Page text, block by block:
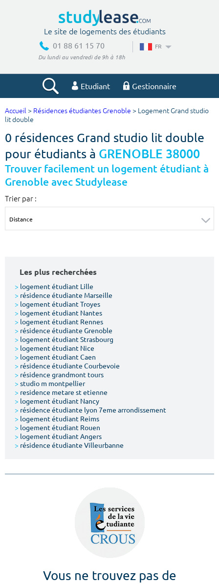
Le site de logements des étudiants
01 88 61 15 70
Du lundi au vendredi de 9h à 18h
FR
Etudiant Gestionnaire
Votre recherche
Ville, école
Budget min
€
Budget max
€
Surface min Surface max
Type de location
Votre date d'entrée
Chercher
Accueil > Résidences étudiantes Grenoble > Logement Grand studio
lit double
0 résidences Grand studio lit double
pour étudiants à GRENOBLE 38000
Trouver facilement un logement étudiant à
Grenoble avec Studylease
Trier par :
Les plus recherchées
> logement étudiant Lille
> résidence étudiante Marseille
> logement étudiant Troyes
> logement étudiant Nantes
> logement étudiant Rennes
> résidence étudiante Grenoble
> logement étudiant Strasbourg
> logement étudiant Nice
> logement étudiant Caen
> résidence étudiante Courbevoie
> résidence grandmont tours
> studio m montpellier
> residence metare st etienne
> logement étudiant Nancy
> résidence étudiante lyon 7eme arrondissement
> logement étudiant Reims
> logement étudiant Rouen
> logement étudiant Angers
> résidence étudiante Villeurbanne
Vous ne trouvez pas de